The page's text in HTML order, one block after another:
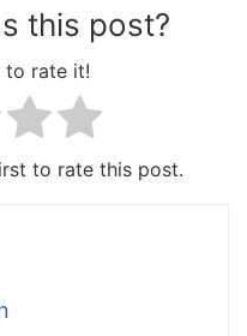
this post?
to rate it!
to rate this post.